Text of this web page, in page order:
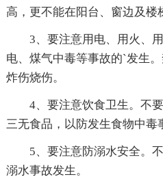
高，更不能在阳台、窗边及楼
3、要注意用电、用火、
电、煤气中毒等事故的`发生
炸伤烧伤。
4、要注意饮食卫生。不
三无食品，以防发生食物中毒
5、要注意防溺水安全。
溺水事故发生。